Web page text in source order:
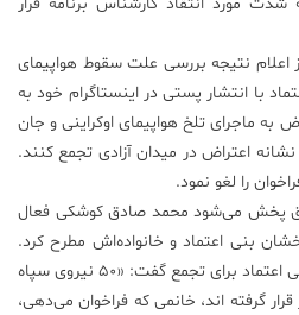
اعلام نتیجه بررسی علت سقوط هواپیمای
با انتشار پستی در اینستاگرام خود به
به ماجرای تلخ هواپیمای اوکراینی و جان
اعتراض در میدان آزادی تجمع کنند.
را لغو نمود.
افق پخش می‌شود محمد صادق کوشکی فعال
بنی اعتماد و خانواده‌اش مطرح کرد.
وی با اشاره به فراخوان رخشان بنی اعتماد برای تجمع گفت: «۵۰ نیروی سپاه
گرفته اند، خانمی که فراخوان می‌دهی،